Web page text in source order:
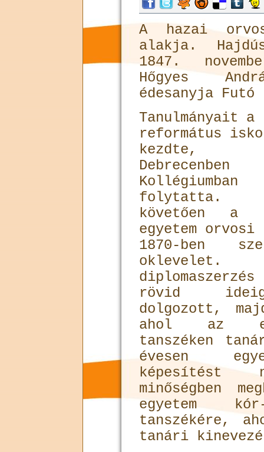
A hazai
alakja.
1847.
Hőgyes
édesanyja
Tanulmányait
református
kezdte,
Kollégiumban
folytatta.
követően a
egyetem orvosi
1870-ben
rövid ideig
dolgozott,
ahol az
tanszéken
évesen
képesítést
minőségben
egyetem
tanszékére,
tanári